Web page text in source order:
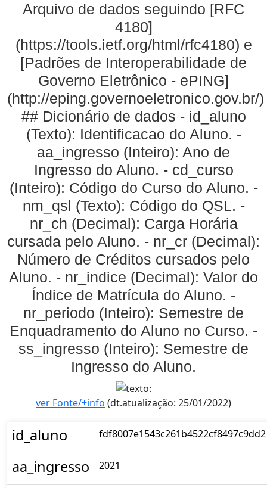
Arquivo de dados seguindo [RFC
4180]
(https://tools.ietf.org/html/rfc4180) e
[Padrões de Interoperabilidade de
Governo Eletrônico - ePING]
(http://eping.governoeletronico.gov.br/)
## Dicionário de dados - id_aluno
(Texto): Identificacao do Aluno. -
aa_ingresso (Inteiro): Ano de
Ingresso do Aluno. - cd_curso
(Inteiro): Código do Curso do Aluno. -
nm_qsl (Texto): Código do QSL. -
nr_ch (Decimal): Carga Horária
cursada pelo Aluno. - nr_cr (Decimal):
Número de Créditos cursados pelo
Aluno. - nr_indice (Decimal): Valor do
Índice de Matrícula do Aluno. -
nr_periodo (Inteiro): Semestre de
Enquadramento do Aluno no Curso. -
ss_ingresso (Inteiro): Semestre de
Ingresso do Aluno.
ver Fonte/+info (dt.atualização: 25/01/2022)
id_aluno fdf8007e1543c261b4522cf8497c9dd2
aa_ingresso 2021